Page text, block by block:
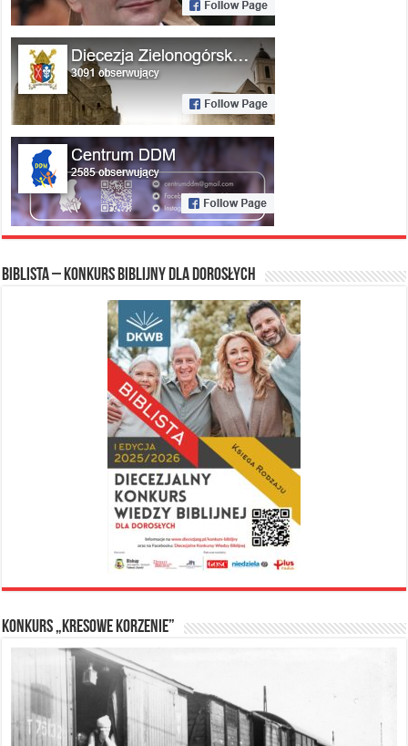
Biblista – konkurs biblijny dla dorosłych
Konkurs „Kresowe Korzenie”